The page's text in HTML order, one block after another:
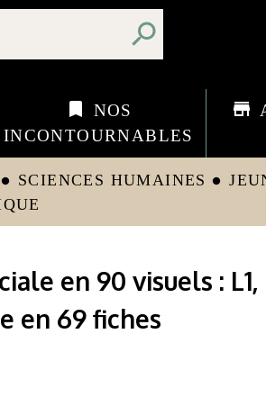
search
bookmark
NOS
INCONTOURNABLES
store
circle SCIENCES HUMAINES circle
en 90 visuels : L1,
en 69 fiches